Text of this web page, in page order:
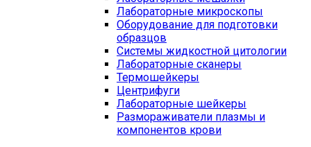
Лабораторные микроскопы
Оборудование для подготовки
образцов
Системы жидкостной цитологии
Лабораторные сканеры
Термошейкеры
Центрифуги
Лабораторные шейкеры
Размораживатели плазмы и
компонентов крови